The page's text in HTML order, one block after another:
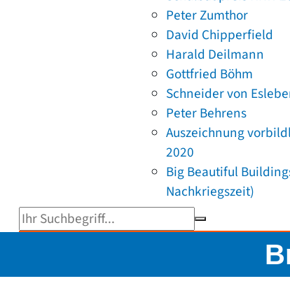
Peter Zumthor
David Chipperfield
Harald Deilmann
Gottfried Böhm
Schneider von
Peter Behrens
Auszeichnung
2020
Big Beautiful
Nachkriegszeit)
Suchbegriff eingeben